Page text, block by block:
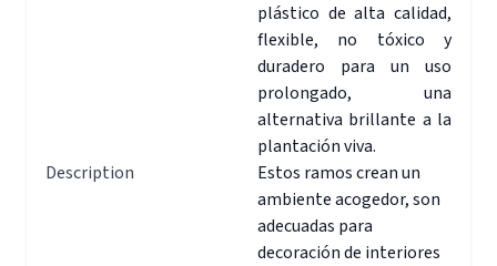
Description
plástico de alta calidad,
flexible, no tóxico y
duradero para un uso
prolongado, una
alternativa brillante a la
plantación viva.
Estos ramos crean un
ambiente acogedor, son
adecuadas para
decoración de interiores